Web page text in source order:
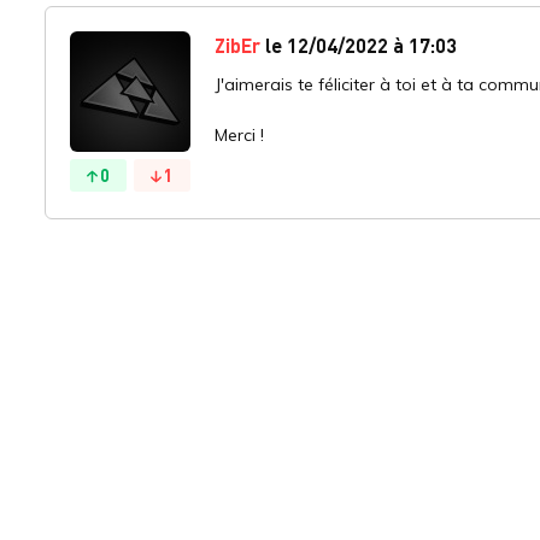
0 1
ZibEr le 12/04/2022 à 17:03
J'aimerais te féliciter à toi et à ta
Merci !